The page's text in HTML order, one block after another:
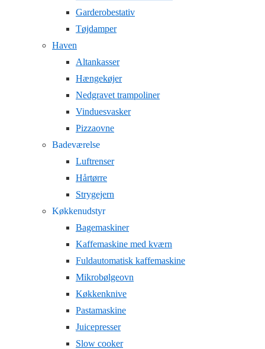
Garderobestativ
Tøjdamper
Haven
Altankasser
Hængekøjer
Nedgravet trampoliner
Vinduesvasker
Pizzaovne
Badeværelse
Luftrenser
Hårtørre
Strygejern
Køkkenudstyr
Bagemaskiner
Kaffemaskine med kværn
Fuldautomatisk kaffemaskine
Mikrobølgeovn
Køkkenknive
Pastamaskine
Juicepresser
Slow cooker